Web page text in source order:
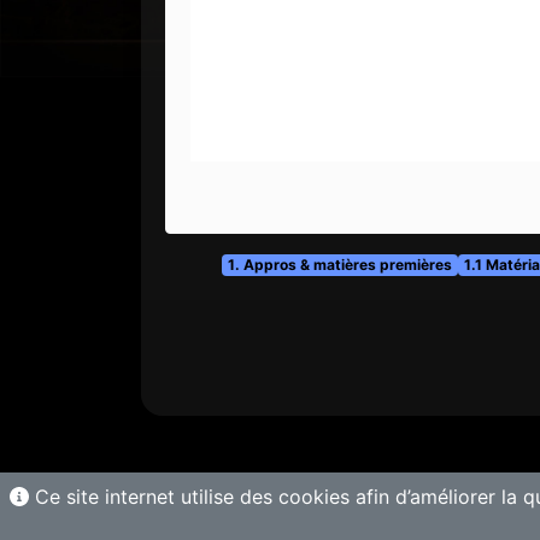
1. Appros & matières premières 1.1
Ce site internet utilise des cookies afin d’améliorer la